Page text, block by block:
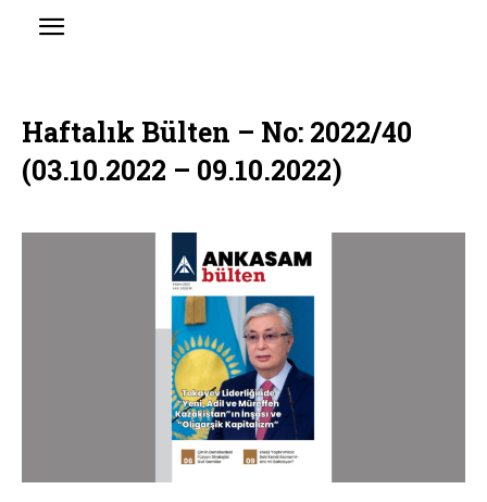
Haftalık Bülten – No: 2022/40
(03.10.2022 – 09.10.2022)